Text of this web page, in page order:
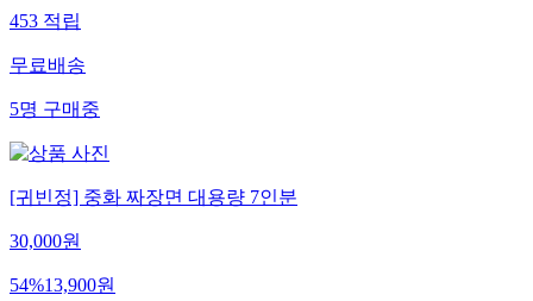
453적립
무료배송
5명구매중
[귀빈정] 중화 짜장면 대용량 7인분
30,000원
54%13,900원